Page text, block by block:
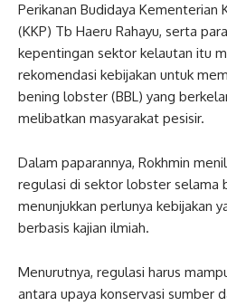
Perikanan Budidaya Kementerian
(KKP) Tb Haeru Rahayu, serta
kepentingan sektor kelautan itu
rekomendasi kebijakan untuk
bening lobster (BBL) yang
melibatkan masyarakat pesisir.
Dalam paparannya, Rokhmin
regulasi di sektor lobster selama
menunjukkan perlunya kebijakan
berbasis kajian ilmiah.
Menurutnya, regulasi harus
antara upaya konservasi sumber